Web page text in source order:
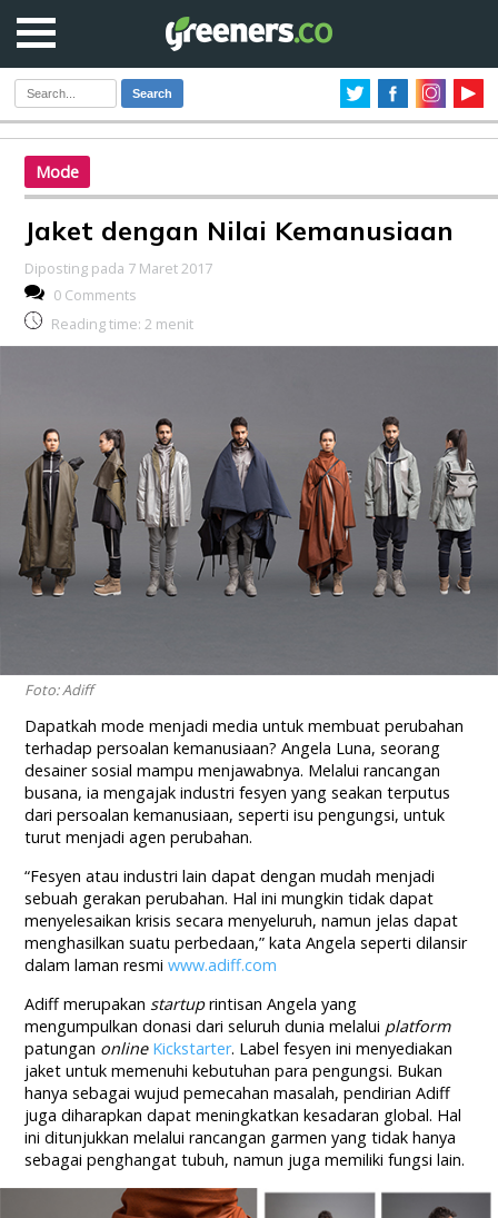
Search
Mode
Jaket dengan Nilai Kemanusiaan
Diposting pada 7 Maret 2017
0 Comments
Reading time: 2 menit
Foto: Adiff
Dapatkah mode menjadi media untuk membuat perubahan
terhadap persoalan kemanusiaan? Angela Luna, seorang
desainer sosial mampu menjawabnya. Melalui rancangan
busana, ia mengajak industri fesyen yang seakan terputus
dari persoalan kemanusiaan, seperti isu pengungsi, untuk
turut menjadi agen perubahan.
“Fesyen atau industri lain dapat dengan mudah menjadi
sebuah gerakan perubahan. Hal ini mungkin tidak dapat
menyelesaikan krisis secara menyeluruh, namun jelas dapat
menghasilkan suatu perbedaan,” kata Angela seperti dilansir
dalam laman resmiwww.adiff.com
Adiff merupakan startuprintisan Angela yang
mengumpulkan donasi dari seluruh dunia melalui platform
patungan online Kickstarter. Label fesyen ini menyediakan
jaket untuk memenuhi kebutuhan para pengungsi. Bukan
hanya sebagai wujud pemecahan masalah, pendirian Adiff
juga diharapkan dapat meningkatkan kesadaran global. Hal
ini ditunjukkan melalui rancangan garmen yang tidak hanya
sebagai penghangat tubuh, namun juga memiliki fungsi lain.